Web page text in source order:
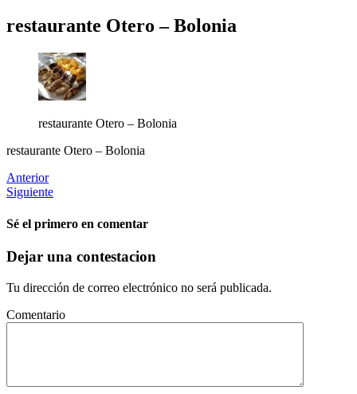
restaurante Otero – Bolonia
restaurante Otero – Bolonia
restaurante Otero – Bolonia
Anterior
Siguiente
Sé el primero en comentar
Dejar una contestacion
Tu dirección de correo electrónico no será publicada.
Comentario